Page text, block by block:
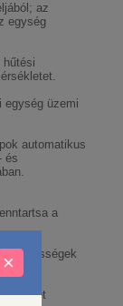
az
egység
egység üzemi
automatikus
és
a
×